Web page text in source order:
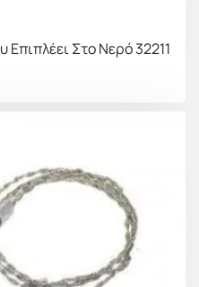
Επιπλέει Στο Νερό 32211